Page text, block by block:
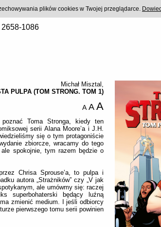
2658-1086
Michał Misztal ,
PULPA (TOM STRONG. TOM 1)
A A A
Toma Stronga, kiedy ten
serii Alana Moore’a i J.H.
się o tym protagoniście
zbiorcze, wracamy do tego
spokojnie, tym razem będzie o
Chrisa Sprouse’a, to pulpa i
autora „Strażników” czy „V jak
ale umówmy się: raczej
superbohaterski będący luźną
zmienić medium. I jeśli odbiorcy
pierwszego tomu serii powinien
plików cookies w Twojej przeglądarce.